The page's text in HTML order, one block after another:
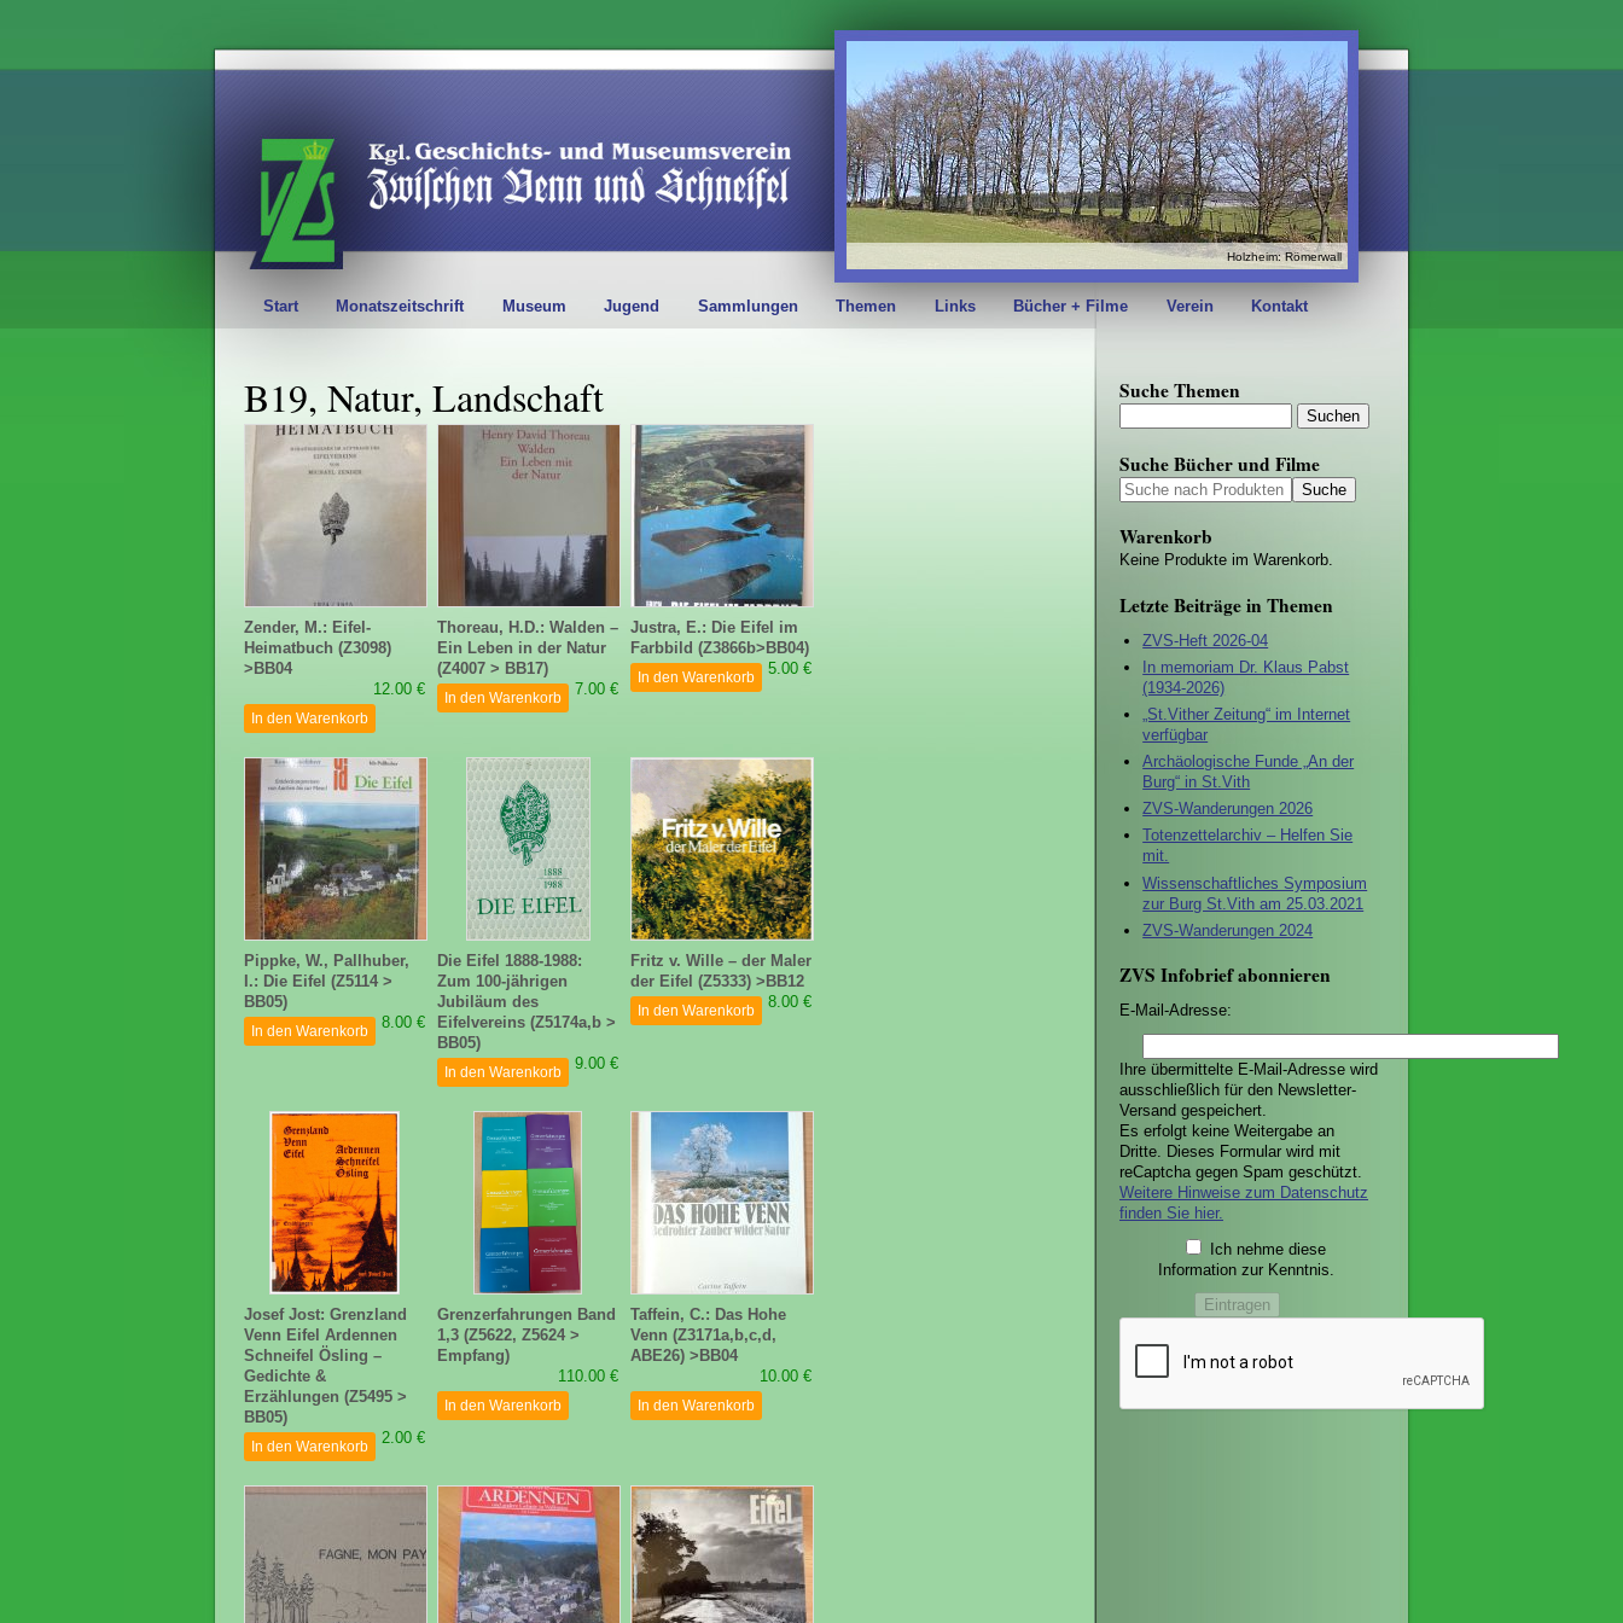
Holzheim: Römerwall
Start Monatszeitschrift Museum Jugend Sammlungen Themen Links Bücher + Filme Verein Kontakt
B19, Natur, Landschaft
Zender, M.: Eifel-
Heimatbuch (Z3098)
>BB04
12.00 €
In den Warenkorb
Thoreau, H.D.: Walden –
Ein Leben in der Natur
(Z4007 > BB17)
7.00 €
In den Warenkorb
Justra, E.: Die Eifel im
Farbbild (Z3866b>BB04)
5.00 €
In den Warenkorb
Pippke, W., Pallhuber,
I.: Die Eifel (Z5114 >
BB05)
8.00 €
In den Warenkorb
Die Eifel 1888-1988:
Zum 100-jährigen
Jubiläum des
Eifelvereins (Z5174a,b >
BB05)
9.00 €
In den Warenkorb
Fritz v. Wille – der Maler
der Eifel (Z5333) >BB12
8.00 €
In den Warenkorb
Josef Jost: Grenzland
Venn Eifel Ardennen
Schneifel Ösling –
Gedichte &
Erzählungen (Z5495 >
BB05)
2.00 €
In den Warenkorb
Grenzerfahrungen Band
1,3 (Z5622, Z5624 >
Empfang)
110.00 €
In den Warenkorb
Taffein, C.: Das Hohe
Venn (Z3171a,b,c,d,
ABE26) >BB04
10.00 €
In den Warenkorb
Suche Themen
Suche Bücher und Filme
Warenkorb
Keine Produkte im Warenkorb.
Letzte Beiträge in Themen
ZVS-Heft 2026-04
In memoriam Dr. Klaus Pabst
(1934-2026)
„St.Vither Zeitung“ im Internet
verfügbar
Archäologische Funde „An der
Burg“ in St.Vith
ZVS-Wanderungen 2026
Totenzettelarchiv – Helfen Sie
mit.
Wissenschaftliches Symposium
zur Burg St.Vith am 25.03.2021
ZVS-Wanderungen 2024
ZVS Infobrief abonnieren
E-Mail-Adresse:
Ihre übermittelte E-Mail-Adresse wird
ausschließlich für den Newsletter-
Versand gespeichert.
Es erfolgt keine Weitergabe an
Dritte. Dieses Formular wird mit
reCaptcha gegen Spam geschützt.
Weitere Hinweise zum Datenschutz
finden Sie hier.
Ich nehme diese
Information zur Kenntnis.